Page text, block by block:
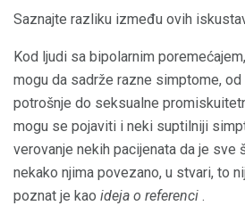
Saznajte razliku između ovih
Kod ljudi sa bipolarnim
mogu da sadrže razne simptome,
potrošnje do seksualne
mogu se pojaviti i neki suptilniji
verovanje nekih pacijenata da je sve
nekako njima povezano, u stvari, to
poznat je kao ideja o referenci .